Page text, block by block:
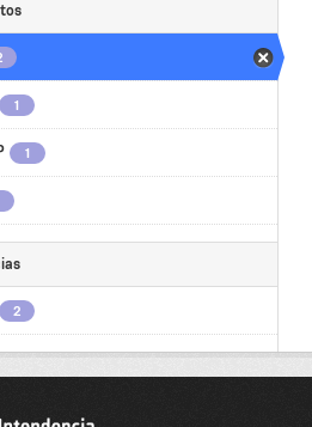
1
1
2